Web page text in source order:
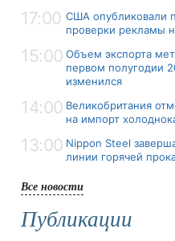
17:00 США опубликовали
проверки рекламы
15:00 Объем экспорта
первом полугодии
изменился
14:00 Великобритания
на импорт
13:00 Nippon Steel
линии горячей
Все новости
Публикации